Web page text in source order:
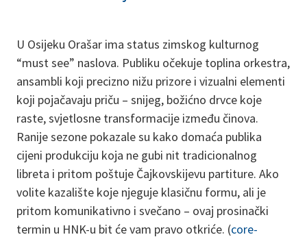
U Osijeku Orašar ima status zimskog kulturnog
“must see” naslova. Publiku očekuje toplina orkestra,
ansambli koji precizno nižu prizore i vizualni elementi
koji pojačavaju priču – snijeg, božićno drvce koje
raste, svjetlosne transformacije između činova.
Ranije sezone pokazale su kako domaća publika
cijeni produkciju koja ne gubi nit tradicionalnog
libreta i pritom poštuje Čajkovskijevu partiture. Ako
volite kazalište koje njeguje klasičnu formu, ali je
pritom komunikativno i svečano – ovaj prosinački
termin u HNK-u bit će vam pravo otkriće. (core-